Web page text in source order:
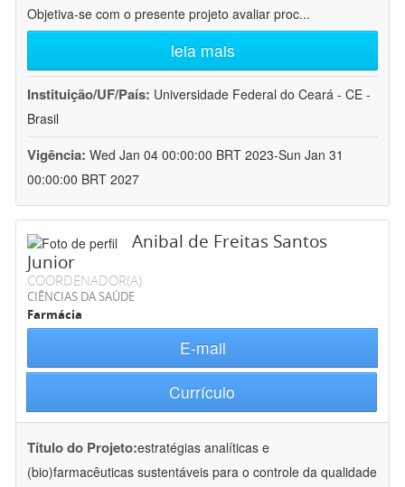
Objetiva-se com o presente projeto avaliar proc...
leia mais
Instituição/UF/País: Universidade Federal do Ceará - CE -
Brasil
Vigência: Wed Jan 04 00:00:00 BRT 2023-Sun Jan 31
00:00:00 BRT 2027
Anibal de Freitas Santos
Junior
COORDENADOR(A)
CIÊNCIAS DA SAÚDE
Farmácia
E-mail
Currículo
Título do Projeto:estratégias analíticas e
(bio)farmacêuticas sustentáveis para o controle da qualidade